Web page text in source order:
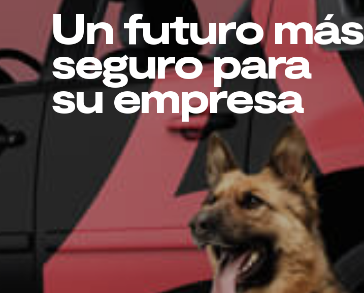
Un futuro más
seguro para
su empresa